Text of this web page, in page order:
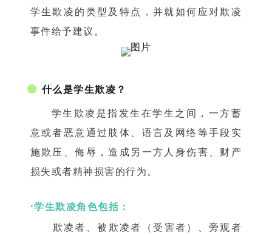
学生欺凌的类型及特点，并就如何应对欺凌
事件给予建议。
01
什么是学生欺凌？
学生欺凌是指发生在学生之间，一方蓄
意或者恶意通过肢体、语言及网络等手段实
施欺压、侮辱，造成另一方人身伤害、财产
损失或者精神损害的行为。
·学生欺凌角色包括：
欺凌者、被欺凌者（受害者）、旁观者